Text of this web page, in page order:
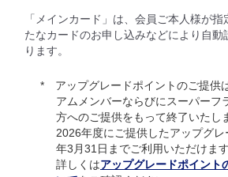
「メインカード」は、会員ご本人様が
たなカードのお申し込みなどにより自動
ります。
アップグレードポイントのご提供
アムメンバーならびにスーパーフ
方へのご提供をもって終了いたし
2026年度にご提供したアップグ
年3月31日までご利用いただけます
詳しくはアップグレードポイント